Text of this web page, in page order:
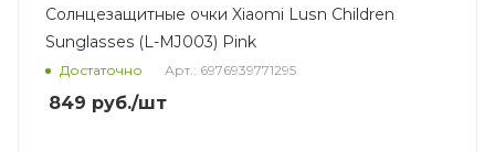
Солнцезащитные очки Xiaomi Lusn Children
Sunglasses (L-MJ003) Pink
Достаточно Арт.: 6976939771295
849 руб./шт